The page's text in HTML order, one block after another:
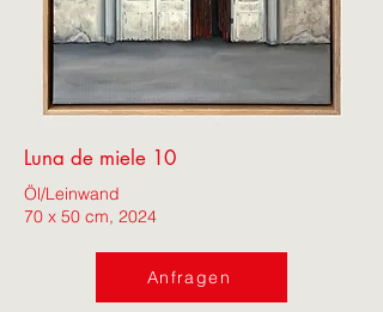
Luna de miele 10
Öl/Leinwand
70 x 50 cm, 2024
Anfragen